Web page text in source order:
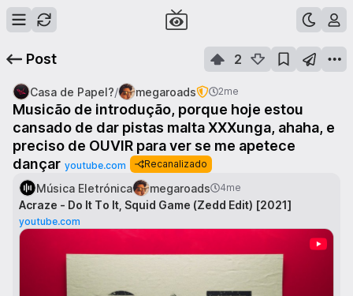
Post 2
Casa de Papel?/ megaroads 2me
Musicão de introdução, porque hoje estou
cansado de dar pistas malta XXXunga, ahaha, e
preciso de OUVIR para ver se me apetece
dançar youtube.com Recanalizado
Música Eletrónica megaroads 4me
Acraze - Do It To It, Squid Game (Zedd Edit) [2021]
youtube.com